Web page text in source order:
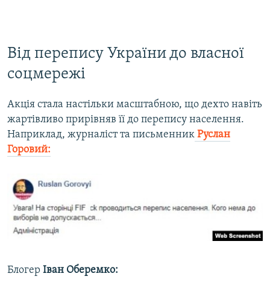
​Від перепису України до власної
соцмережі
Акція стала настільки масштабною, що дехто навіть
жартівливо прирівняв її до перепису населення.
Наприклад, журналіст та письменник Руслан
Горовий:
Блогер Іван Оберемко: